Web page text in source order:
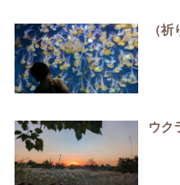
（
ウク